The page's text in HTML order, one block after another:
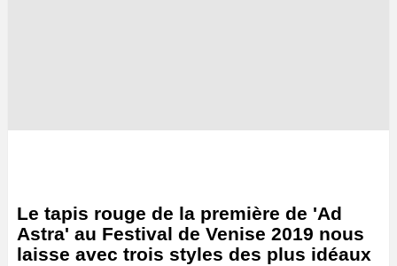
Le tapis rouge de la première de 'Ad
Astra' au Festival de Venise 2019 nous
laisse avec trois styles des plus idéaux